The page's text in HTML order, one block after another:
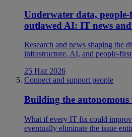
Underwater data,
outlawed AI: IT news
Research and news shaping the
infrastructure, AI, and people-first
25 Haz 2026
Connect and support people
Building the autonomous
What if every IT fix could
eventually eliminate the issue